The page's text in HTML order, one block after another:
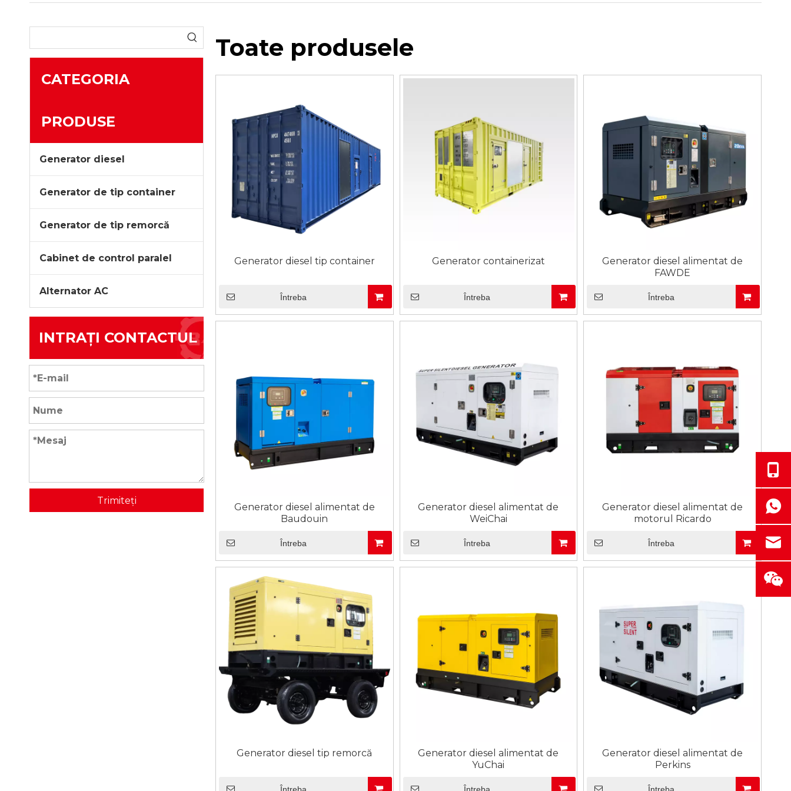
CATEGORIA
PRODUSE
Generator diesel
Generator de tip container
Generator de tip remorcă
Cabinet de control paralel
Alternator AC
INTRAȚI CONTACTUL
Trimiteți
Toate produsele
Generator diesel tip container
Întreba
Generator containerizat
Întreba
Generator diesel alimentat de
FAWDE
Întreba
Generator diesel alimentat de
Baudouin
Întreba
Generator diesel alimentat de
WeiChai
Întreba
Generator diesel alimentat de
motorul Ricardo
Întreba
Generator diesel tip remorcă
Generator diesel alimentat de
YuChai
Generator diesel alimentat de
Perkins